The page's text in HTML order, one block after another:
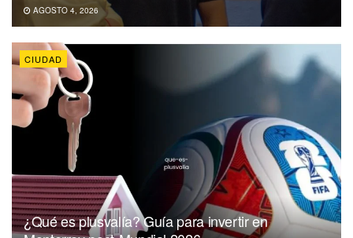
AGOSTO 4, 2026
CIUDAD
¿Qué es plusvalía? Guía para invertir en